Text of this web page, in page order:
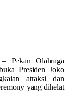
Pekan Olahraga
Presiden Joko
atraksi dan
yang dihelat